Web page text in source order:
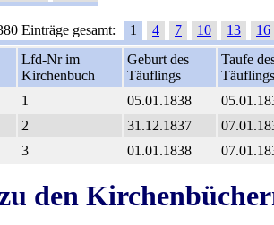
Einträge gesamt: 1 4 7 10 13
16
Lfd-Nr im
Kirchenbuch
Geburt des
Täuflings
Taufe
Täuflings
1 05.01.1838
2 31.12.1837
3 01.01.1838
den